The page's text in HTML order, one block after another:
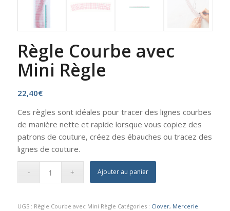
Règle Courbe avec
Mini Règle
22,40€
Ces règles sont idéales pour tracer des lignes courbes
de manière nette et rapide lorsque vous copiez des
patrons de couture, créez des ébauches ou tracez des
lignes de couture.
Ajouter au panier
UGS : Règle Courbe avec Mini Règle Catégories : Clover, Mercerie